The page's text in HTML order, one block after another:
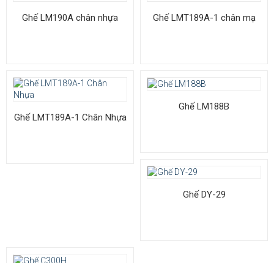
Ghế LM190A chân nhựa Ghế LMT189A-1 chân mạ
Ghế LMT189A-1 Chân Nhựa
Ghế LM188B
Ghế DY-29